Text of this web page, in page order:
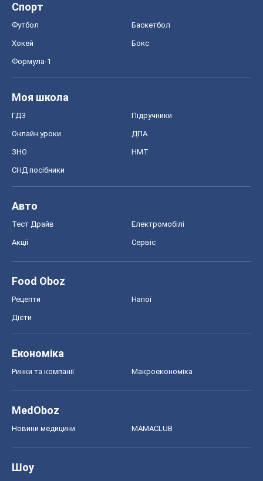
Спорт
Футбол Баскетбол
Хокей Бокс
Формула-1
Моя школа
ГДЗ Підручники
Онлайн уроки ДПА
ЗНО НМТ
СНД посібники
Авто
Тест Драйв Електромобілі
Акції Сервіс
Food Oboz
Рецепти Напої
Дієти
Економіка
Ринки та компанії Макроекономіка
MedOboz
Новини медицини MAMACLUB
Шоу